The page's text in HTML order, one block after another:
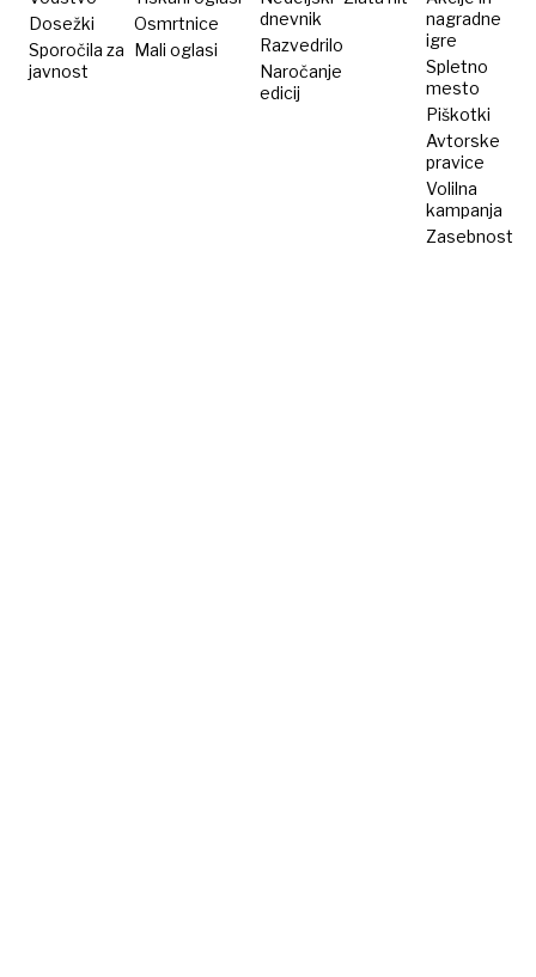
Dosežki
Sporočila za
javnost
Osmrtnice
Mali oglasi
dnevnik
Razvedrilo
Naročanje
edicij
nagradne
igre
Spletno
mesto
Piškotki
Avtorske
pravice
Volilna
kampanja
Zasebnost